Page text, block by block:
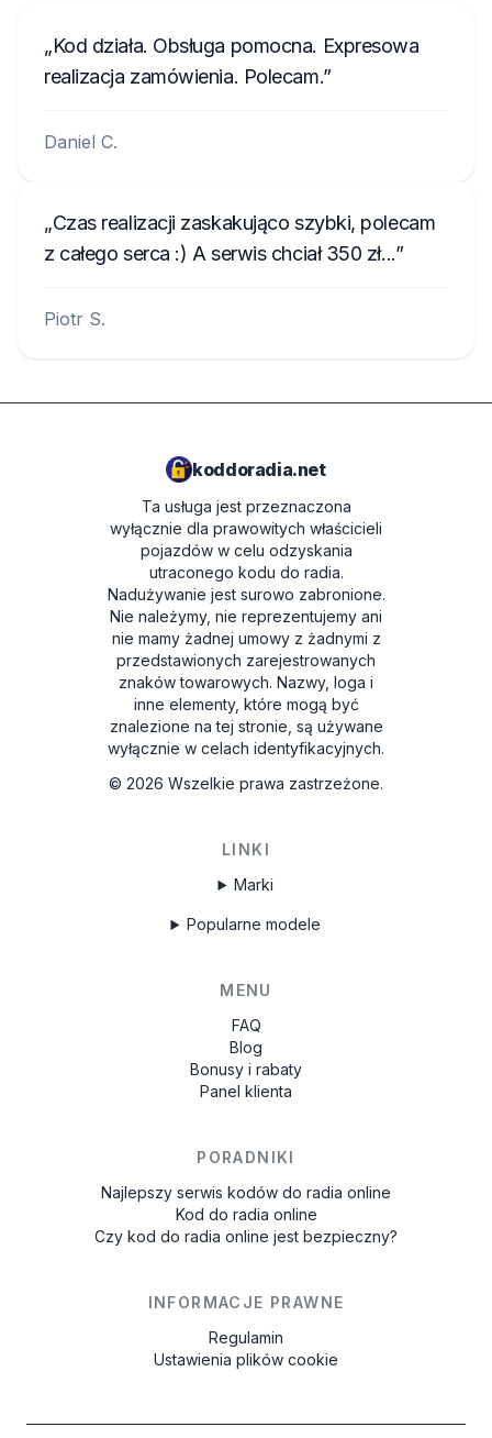
Kod działa. Obsługa pomocna. Expresowa
realizacja zamówienia. Polecam.
Daniel C.
Czas realizacji zaskakująco szybki, polecam
z całego serca :) A serwis chciał 350 zł...
Piotr S.
koddoradia.net
Ta usługa jest przeznaczona
wyłącznie dla prawowitych właścicieli
pojazdów w celu odzyskania
utraconego kodu do radia.
Nadużywanie jest surowo zabronione.
Nie należymy, nie reprezentujemy ani
nie mamy żadnej umowy z żadnymi z
przedstawionych zarejestrowanych
znaków towarowych. Nazwy, loga i
inne elementy, które mogą być
znalezione na tej stronie, są używane
wyłącznie w celach identyfikacyjnych.
© 2026 Wszelkie prawa zastrzeżone.
LINKI
Marki
Popularne modele
MENU
FAQ
Blog
Bonusy i rabaty
Panel klienta
PORADNIKI
Najlepszy serwis kodów do radia online
Kod do radia online
Czy kod do radia online jest bezpieczny?
INFORMACJE PRAWNE
Regulamin
Ustawienia plików cookie